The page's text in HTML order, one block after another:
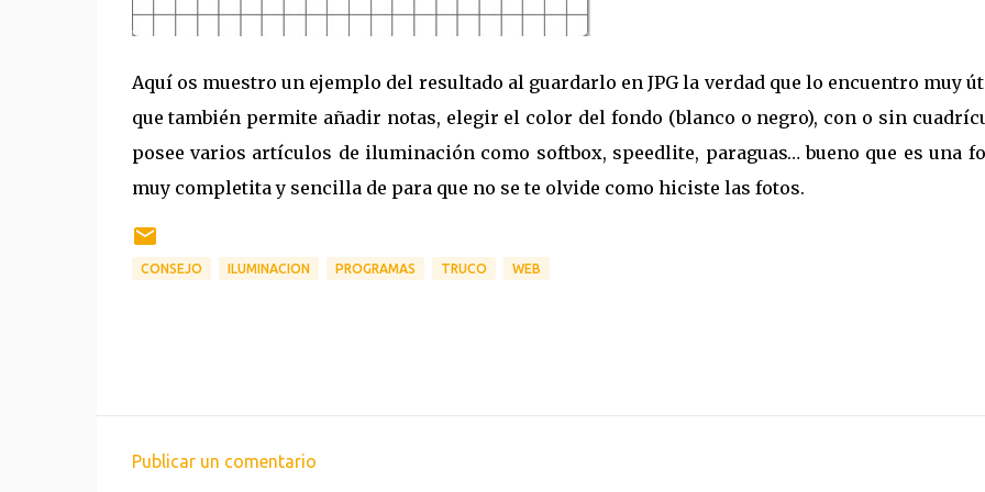
Aquí os muestro un ejemplo del resultado al guardarlo en JPG la verdad que lo encuentro muy
que también permite añadir notas, elegir el color del fondo (blanco o negro), con o sin
posee varios artículos de iluminación como softbox, speedlite, paraguas… bueno que es una
muy completita y sencilla de para que no se te olvide como hiciste las fotos.
CONSEJO ILUMINACION PROGRAMAS TRUCO WEB
Publicar un comentario